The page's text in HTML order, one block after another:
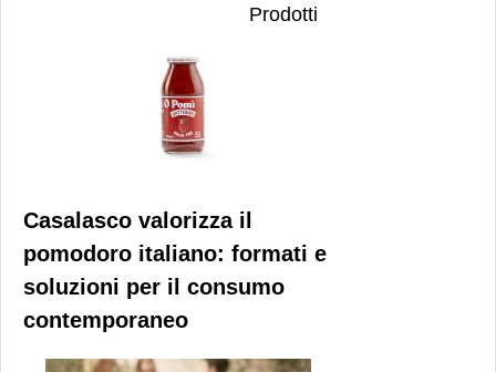
Prodotti
Casalasco valorizza il
pomodoro italiano: formati e
soluzioni per il consumo
contemporaneo